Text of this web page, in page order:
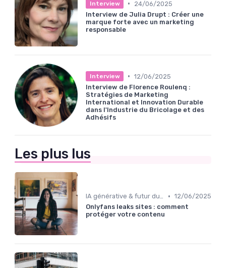
Interview •
24/06/2025
Interview de Julia Drupt : Créer une
marque forte avec un marketing
responsable
Interview • 12/06/2025
Interview de Florence Roulenq :
Stratégies de Marketing
International et Innovation Durable
dans l'Industrie du Bricolage et des
Adhésifs
Les plus lus
IA générative & futur du marketing • 12/06/2025
Onlyfans leaks sites : comment
protéger votre contenu